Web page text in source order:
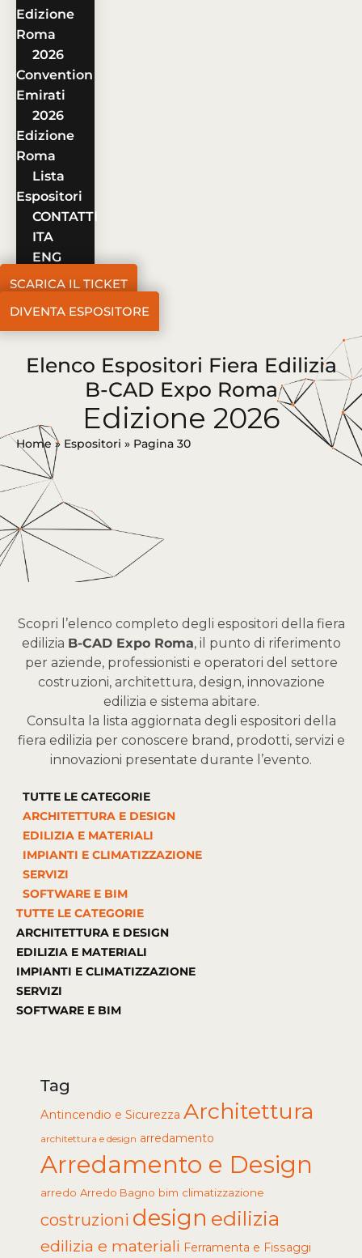
Edizione
Roma
2026
Convention
Emirati
2026
Edizione
Roma
Lista
Espositori
CONTATTI
ITA
ENG
SCARICA IL TICKET
DIVENTA ESPOSITORE
Elenco Espositori Fiera Edilizia
B-CAD Expo Roma
Edizione 2026
Home» Espositori » Pagina 30
Scopri l’elenco completo degli espositori della fiera
edilizia B-CAD Expo Roma, il punto di riferimento
per aziende, professionisti e operatori del settore
costruzioni, architettura, design, innovazione
edilizia e sistema abitare.
Consulta la lista aggiornata degli espositori della
fiera edilizia per conoscere brand, prodotti, servizi e
innovazioni presentate durante l’evento.
TUTTE LE CATEGORIE
ARCHITETTURA E DESIGN
EDILIZIA E MATERIALI
IMPIANTI E CLIMATIZZAZIONE
SERVIZI
SOFTWARE E BIM
TUTTE LE CATEGORIE
ARCHITETTURA E DESIGN
EDILIZIA E MATERIALI
IMPIANTI E CLIMATIZZAZIONE
SERVIZI
SOFTWARE E BIM
Tag
Antincendio e Sicurezza Architettura
architettura e design arredamento
Arredamento e Design
arredo Arredo Bagno bim climatizzazione
costruzioni design edilizia
edilizia e materiali Ferramenta e Fissaggi